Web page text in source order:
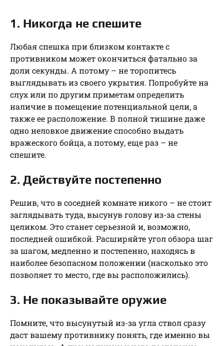
1. Никогда не спешите
Любая спешка при близком контакте с
противником может окончиться фатально за
доли секунды. А потому – не торопитесь
выглядывать из своего укрытия. Попробуйте на
слух или по другим приметам определить
наличие в помещение потенциальной цели, а
также ее расположение. В полной тишине даже
одно неловкое движение способно выдать
вражеского бойца, а потому, еще раз – не
спешите.
2. Действуйте постепенно
Решив, что в соседней комнате никого – не стоит
заглядывать туда, высунув голову из-за стены
целиком. Это станет серьезной и, возможно,
последней ошибкой. Расширяйте угол обзора шаг
за шагом, медленно и постепенно, находясь в
наиболее безопасном положении (насколько это
позволяет то место, где вы расположились).
3. Не показывайте оружие
Помните, что высунутый из-за угла ствол сразу
даст вашему противнику понять, где именно вы